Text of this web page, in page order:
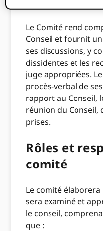
Le Comité rend
Conseil et fournit
ses discussions, y
dissidentes et les
juge appropriées.
procès-verbal de
rapport au Conseil,
réunion du Conseil,
prises.
Rôles et
comité
Le comité
sera examiné et
le conseil,
que :